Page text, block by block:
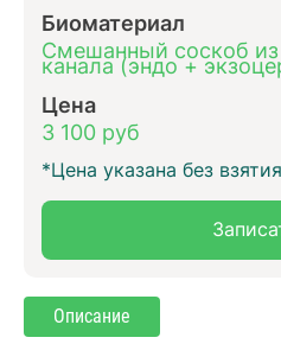
Биоматериал
Смешанный соскоб из
канала (эндо +
Цена
3 100 руб
*Цена указана без
Описание